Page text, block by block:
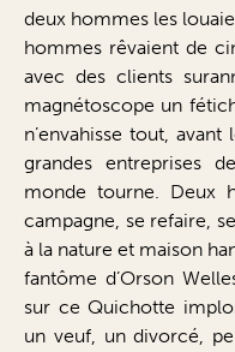
deux hommes les
hommes rêvaient de
avec des clients
magnétoscope un
n’envahisse tout,
grandes entreprises
monde tourne. Deux
campagne, se refaire,
à la nature et maison
fantôme d’Orson
sur ce Quichotte
un veuf, un divorcé,